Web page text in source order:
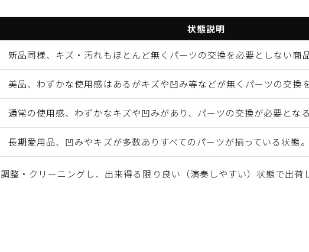
状態説明
新品同様、キズ・汚れもほとんど無くパーツの交換を必要としない商
美品、わずかな使用感はあるがキズや凹み等などが無くパーツの交換
通常の使用感、わずかなキズや凹みがあり、パーツの交換が必要とな
長期愛用品、凹みやキズが多数ありすべてのパーツが揃っている状態。
整・クリーニングし、出来得る限り良い（演奏しやすい）状態で出荷